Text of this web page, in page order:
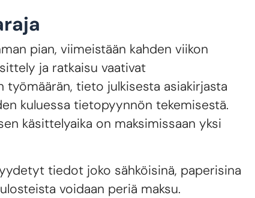
pian, viimeistään kahden viikon
ja ratkaisu vaativat
tieto julkisesta asiakirjasta
kuluessa tietopyynnön tekemisestä.
käsittelyaika on maksimissaan yksi
tiedot joko sähköisinä, paperisina
voidaan periä maksu.